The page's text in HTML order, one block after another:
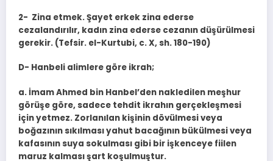
2- Zina etmek. Şayet erkek zina ederse
cezalandırılır, kadın zina ederse cezanın düşürülmesi
gerekir. (Tefsir. el-Kurtubi, c. X, sh. 180-190)
D- Hanbeli alimlere göre ikrah;
a. İmam Ahmed bin Hanbel’den nakledilen meşhur
görüşe göre, sadece tehdit ikrahın gerçekleşmesi
için yetmez. Zorlanılan kişinin dövülmesi veya
boğazının sıkılması yahut bacağının bükülmesi veya
kafasının suya sokulma­sı gibi bir işkenceye fiilen
maruz kalması şart koşulmuştur.